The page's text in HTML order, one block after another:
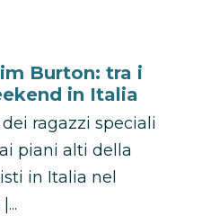
Burton: tra i
in Italia
ragazzi speciali
piani alti della
in Italia nel